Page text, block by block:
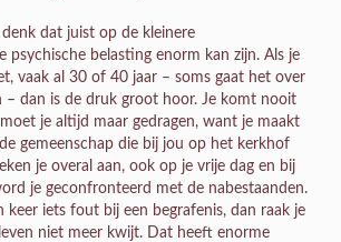
denk dat juist op de kleinere
psychische belasting enorm kan zijn. Als je
vaak al 30 of 40 jaar – soms gaat het over
– dan is de druk groot hoor. Je komt nooit
je altijd maar gedragen, want je maakt
gemeenschap die bij jou op het kerkhof
je overal aan, ook op je vrije dag en bij
je geconfronteerd met de nabestaanden.
keer iets fout bij een begrafenis, dan raak je
niet meer kwijt. Dat heeft enorme